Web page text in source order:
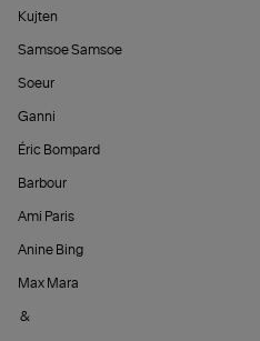
Kujten
Samsoe Samsoe
Soeur
Ganni
Éric Bompard
Barbour
Ami Paris
Anine Bing
Max Mara
&